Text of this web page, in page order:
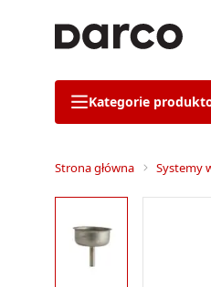
Kategorie
Strona główna Systemy